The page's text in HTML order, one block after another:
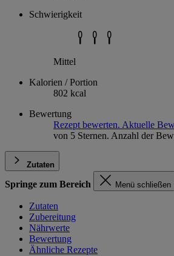
Schwierigkeit
Mittel
Kalorien / Portion
802 kcal
Bewertung
Rezept bewerten. Aktuelle
von 5 Sternen. Anzahl der
Zutaten
Springe zum Bereich Menü schließen
Zutaten
Zubereitung
Nährwerte
Bewertung
Ähnliche Rezepte